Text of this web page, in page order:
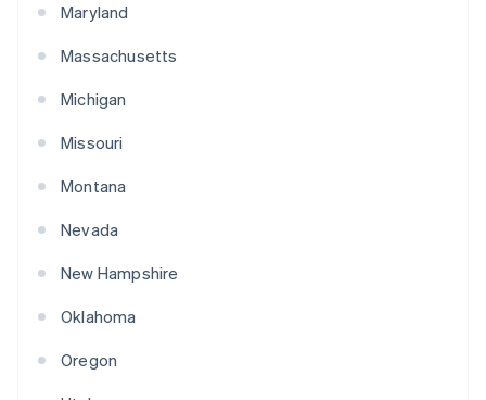
Maryland
Massachusetts
Michigan
Missouri
Montana
Nevada
New Hampshire
Oklahoma
Oregon